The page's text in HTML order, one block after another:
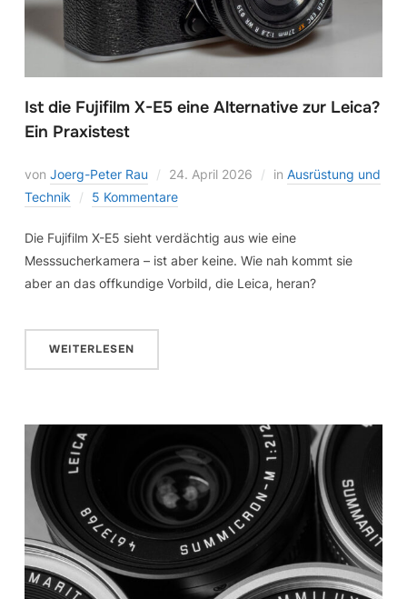
Ist die Fujifilm X-E5 eine Alternative zur Leica?
Ein Praxistest
von Joerg-Peter Rau 24. April 2026 in Ausrüstung und
Technik
5 Kommentare
Die Fujifilm X-E5 sieht verdächtig aus wie eine
Messsucherkamera – ist aber keine. Wie nah kommt sie
aber an das offkundige Vorbild, die Leica, heran?
WEITERLESEN